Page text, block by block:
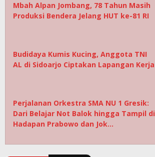
Mbah Alpan Jombang, 78 Tahun Masih
Produksi Bendera Jelang HUT ke-81 RI
Budidaya Kumis Kucing, Anggota TNI
AL di Sidoarjo Ciptakan Lapangan Kerja
Perjalanan Orkestra SMA NU 1 Gresik:
Dari Belajar Not Balok hingga Tampil di
Hadapan Prabowo dan Jok…